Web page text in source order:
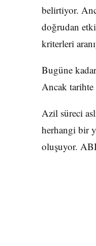
belirtiyor.
doğrudan
kriterleri
Bugüne
Ancak tarihte
Azil süreci
herhangi bir
oluşuyor.